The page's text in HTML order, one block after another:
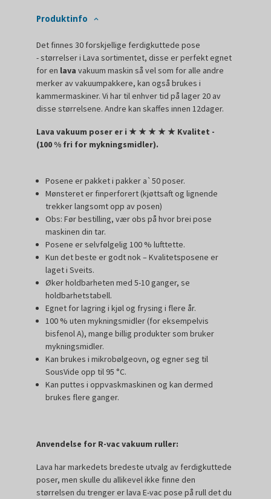
Produktinfo
Det finnes 30 forskjellige ferdigkuttede pose
- størrelser i Lava sortimentet, disse er perfekt egnet
for en lava vakuum maskin så vel som for alle andre
merker av vakuumpakkere, kan også brukes i
kammermaskiner. Vi har til enhver tid på lager 20 av
disse størrelsene. Andre kan skaffes innen 12dager.
Lava vakuum poser er i★★★★★ Kvalitet -
(100 % fri for mykningsmidler).
Posene er pakket i pakker a`50 poser.
Mønsteret er finperforert (kjøttsaft og lignende
trekker langsomt opp av posen)
Obs: Før bestilling, vær obs på hvor brei pose
maskinen din tar.
Posene er selvfølgelig 100 % lufttette.
Kun det beste er godt nok – Kvalitetsposene er
laget i Sveits.
Øker holdbarheten med 5-10 ganger, se
holdbarhetstabell.
Egnet for lagring i kjøl og frysing i flere år.
100 % uten mykningsmidler (for eksempelvis
bisfenol A), mange billig produkter som bruker
mykningsmidler.
Kan brukes i mikrobølgeovn, og egner seg til
SousVide opp til 95 °C.
Kan puttes i oppvaskmaskinen og kan dermed
brukes flere ganger.
Anvendelse for R-vac vakuum ruller:
Lava har markedets bredeste utvalg av ferdigkuttede
poser, men skulle du allikevel ikke finne den
størrelsen du trenger er lava E-vac pose på rull det du